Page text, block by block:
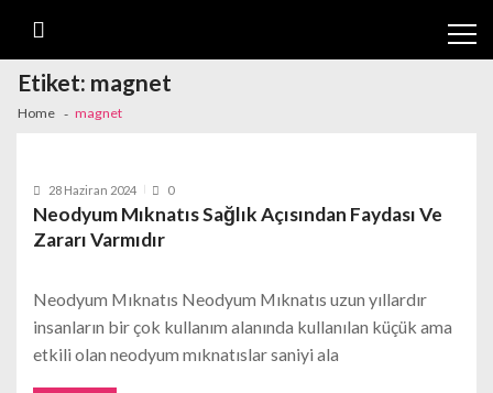
Etiket: magnet
Home magnet
28 Haziran 2024 0
Neodyum Mıknatıs Sağlık Açısından Faydası Ve
Zararı Varmıdır
Neodyum Mıknatıs Neodyum Mıknatıs uzun yıllardır
insanların bir çok kullanım alanında kullanılan küçük ama
etkili olan neodyum mıknatıslar saniyi ala